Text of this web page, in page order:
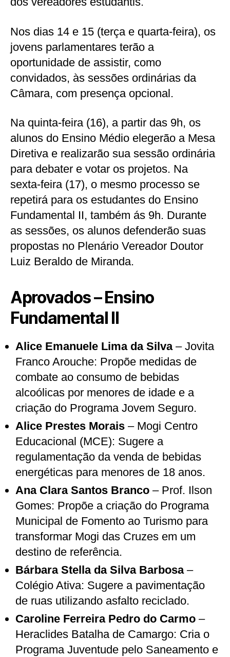
Nos dias 14 e 15 (terça e quarta-feira), os
jovens parlamentares terão a
oportunidade de assistir, como
convidados, às sessões ordinárias da
Câmara, com presença opcional.
Na quinta-feira (16), a partir das 9h, os
alunos do Ensino Médio elegerão a Mesa
Diretiva e realizarão sua sessão ordinária
para debater e votar os projetos. Na
sexta-feira (17), o mesmo processo se
repetirá para os estudantes do Ensino
Fundamental II, também ás 9h. Durante
as sessões, os alunos defenderão suas
propostas no Plenário Vereador Doutor
Luiz Beraldo de Miranda.
Aprovados – Ensino
Fundamental II
Alice Emanuele Lima da Silva– Jovita
Franco Arouche: Propõe medidas de
combate ao consumo de bebidas
alcoólicas por menores de idade e a
criação do Programa Jovem Seguro.
Alice Prestes Morais – Mogi Centro
Educacional (MCE): Sugere a
regulamentação da venda de bebidas
energéticas para menores de 18 anos.
Ana Clara Santos Branco – Prof. Ilson
Gomes: Propõe a criação do Programa
Municipal de Fomento ao Turismo para
transformar Mogi das Cruzes em um
destino de referência.
Bárbara Stella da Silva Barbosa–
Colégio Ativa: Sugere a pavimentação
de ruas utilizando asfalto reciclado.
Caroline Ferreira Pedro do Carmo –
Heraclides Batalha de Camargo: Cria o
Programa Juventude pelo Saneamento e